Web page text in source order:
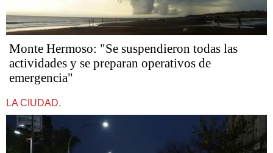
Monte Hermoso: "Se suspendieron todas las
actividades y se preparan operativos de
emergencia"
LA CIUDAD.